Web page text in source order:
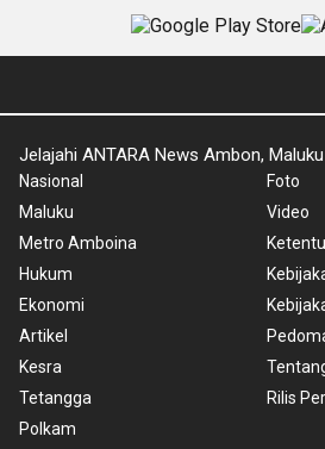
Jelajahi ANTARA News Ambon, Maluku
Nasional
Maluku
Metro Amboina
Hukum
Ekonomi
Artikel
Kesra
Tetangga
Polkam
Foto
Video
Rilis